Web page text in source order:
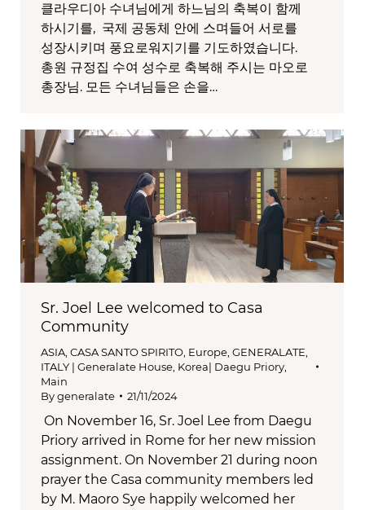
클라우디아 수녀님에게 하느님의 축복이 함께
하시기를, 국제 공동체 안에 스며들어 서로를
성장시키며 풍요로워지기를 기도하였습니다.
총원 규정집 수여 성수로 축복해 주시는 마오로
총장님. 모든 수녀님들은 손을…
Sr. Joel Lee welcomed to Casa
Community
ASIA CASA SANTO SPIRITO Europe GENERALATE
ITALY | Generalate House Korea| Daegu Priory
Main
Bygeneralate 21/11/2024
On November 16, Sr. Joel Lee from Daegu
Priory arrived in Rome for her new mission
assignment. On November 21 during noon
prayer the Casa community members led
by M. Maoro Sye happily welcomed her